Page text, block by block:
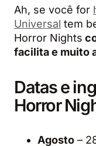
Ah, se você for
Universal tem
Horror Nights
facilita e muito
Datas e
Horror
Agosto –